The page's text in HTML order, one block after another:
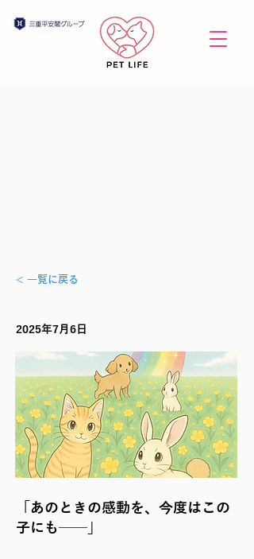
< 一覧に戻る
2025年7月6日
「あのときの感動を、今度はこの
子にも──」